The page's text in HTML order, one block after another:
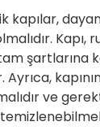
kapılar,
Kapı,
şartlarına
Ayrıca,
ve